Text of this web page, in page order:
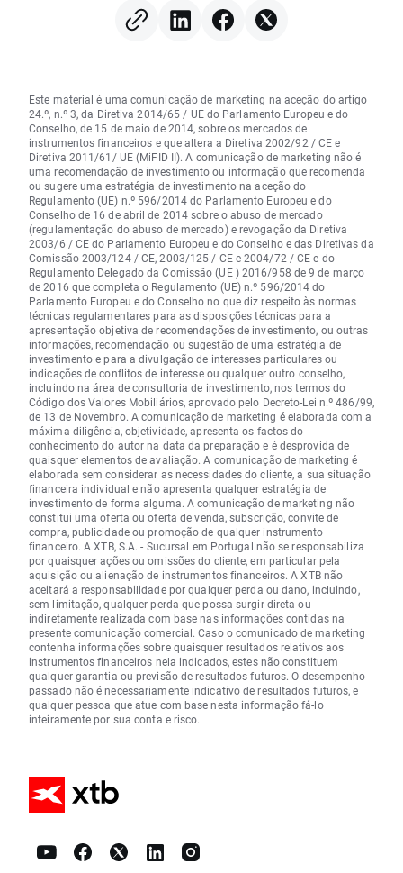
Este material é uma comunicação de marketing na aceção do artigo
24.º, n.º 3, da Diretiva 2014/65 / UE do Parlamento Europeu e do
Conselho, de 15 de maio de 2014, sobre os mercados de
instrumentos financeiros e que altera a Diretiva 2002/92 / CE e
Diretiva 2011/61/ UE (MiFID II). A comunicação de marketing não é
uma recomendação de investimento ou informação que recomenda
ou sugere uma estratégia de investimento na aceção do
Regulamento (UE) n.º 596/2014 do Parlamento Europeu e do
Conselho de 16 de abril de 2014 sobre o abuso de mercado
(regulamentação do abuso de mercado) e revogação da Diretiva
2003/6 / CE do Parlamento Europeu e do Conselho e das Diretivas da
Comissão 2003/124 / CE, 2003/125 / CE e 2004/72 / CE e do
Regulamento Delegado da Comissão (UE ) 2016/958 de 9 de março
de 2016 que completa o Regulamento (UE) n.º 596/2014 do
Parlamento Europeu e do Conselho no que diz respeito às normas
técnicas regulamentares para as disposições técnicas para a
apresentação objetiva de recomendações de investimento, ou outras
informações, recomendação ou sugestão de uma estratégia de
investimento e para a divulgação de interesses particulares ou
indicações de conflitos de interesse ou qualquer outro conselho,
incluindo na área de consultoria de investimento, nos termos do
Código dos Valores Mobiliários, aprovado pelo Decreto-Lei n.º 486/99,
de 13 de Novembro. A comunicação de marketing é elaborada com a
máxima diligência, objetividade, apresenta os factos do
conhecimento do autor na data da preparação e é desprovida de
quaisquer elementos de avaliação. A comunicação de marketing é
elaborada sem considerar as necessidades do cliente, a sua situação
financeira individual e não apresenta qualquer estratégia de
investimento de forma alguma. A comunicação de marketing não
constitui uma oferta ou oferta de venda, subscrição, convite de
compra, publicidade ou promoção de qualquer instrumento
financeiro. A XTB, S.A. - Sucursal em Portugal não se responsabiliza
por quaisquer ações ou omissões do cliente, em particular pela
aquisição ou alienação de instrumentos financeiros. A XTB não
aceitará a responsabilidade por qualquer perda ou dano, incluindo,
sem limitação, qualquer perda que possa surgir direta ou
indiretamente realizada com base nas informações contidas na
presente comunicação comercial. Caso o comunicado de marketing
contenha informações sobre quaisquer resultados relativos aos
instrumentos financeiros nela indicados, estes não constituem
qualquer garantia ou previsão de resultados futuros. O desempenho
passado não é necessariamente indicativo de resultados futuros, e
qualquer pessoa que atue com base nesta informação fá-lo
inteiramente por sua conta e risco.